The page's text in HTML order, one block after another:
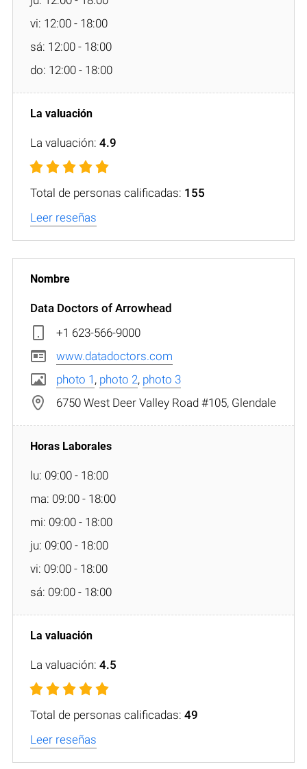
vi: 12:00 - 18:00
sá: 12:00 - 18:00
do: 12:00 - 18:00
La valuación: 4.9
Total de personas calificadas: 155
Leer reseñas
Data Doctors of Arrowhead
+1 623-566-9000
www.datadoctors.com
photo 1 , photo 2, photo 3
6750 West Deer Valley Road #105, Glendale
lu: 09:00 - 18:00
ma: 09:00 - 18:00
mi: 09:00 - 18:00
ju: 09:00 - 18:00
vi: 09:00 - 18:00
sá: 09:00 - 18:00
La valuación: 4.5
Total de personas calificadas: 49
Leer reseñas